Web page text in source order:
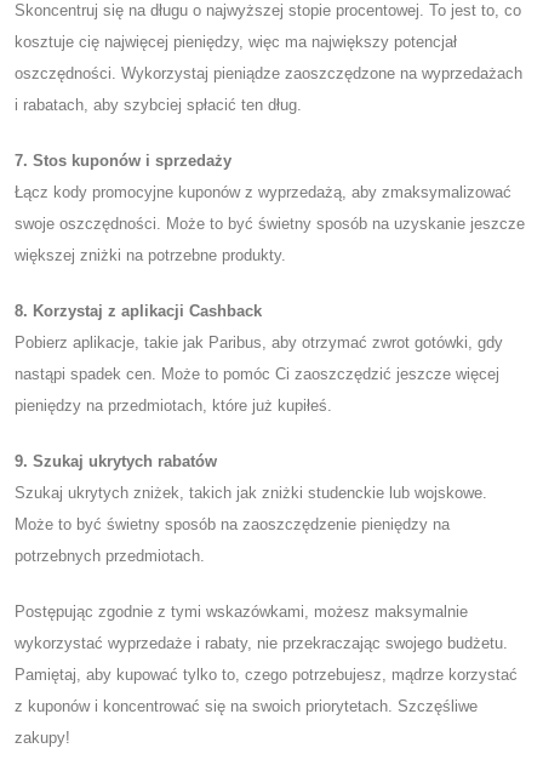
Skoncentruj się na długu o najwyższej stopie procentowej. To jest to, co
kosztuje cię najwięcej pieniędzy, więc ma największy potencjał
oszczędności. Wykorzystaj pieniądze zaoszczędzone na wyprzedażach
i rabatach, aby szybciej spłacić ten dług.
7. Stos kuponów i sprzedaży
Łącz kody promocyjne kuponów z wyprzedażą, aby zmaksymalizować
swoje oszczędności. Może to być świetny sposób na uzyskanie jeszcze
większej zniżki na potrzebne produkty.
8. Korzystaj z aplikacji Cashback
Pobierz aplikacje, takie jak Paribus, aby otrzymać zwrot gotówki, gdy
nastąpi spadek cen. Może to pomóc Ci zaoszczędzić jeszcze więcej
pieniędzy na przedmiotach, które już kupiłeś.
9. Szukaj ukrytych rabatów
Szukaj ukrytych zniżek, takich jak zniżki studenckie lub wojskowe.
Może to być świetny sposób na zaoszczędzenie pieniędzy na
potrzebnych przedmiotach.
Postępując zgodnie z tymi wskazówkami, możesz maksymalnie
wykorzystać wyprzedaże i rabaty, nie przekraczając swojego budżetu.
Pamiętaj, aby kupować tylko to, czego potrzebujesz, mądrze korzystać
z kuponów i koncentrować się na swoich priorytetach. Szczęśliwe
zakupy!